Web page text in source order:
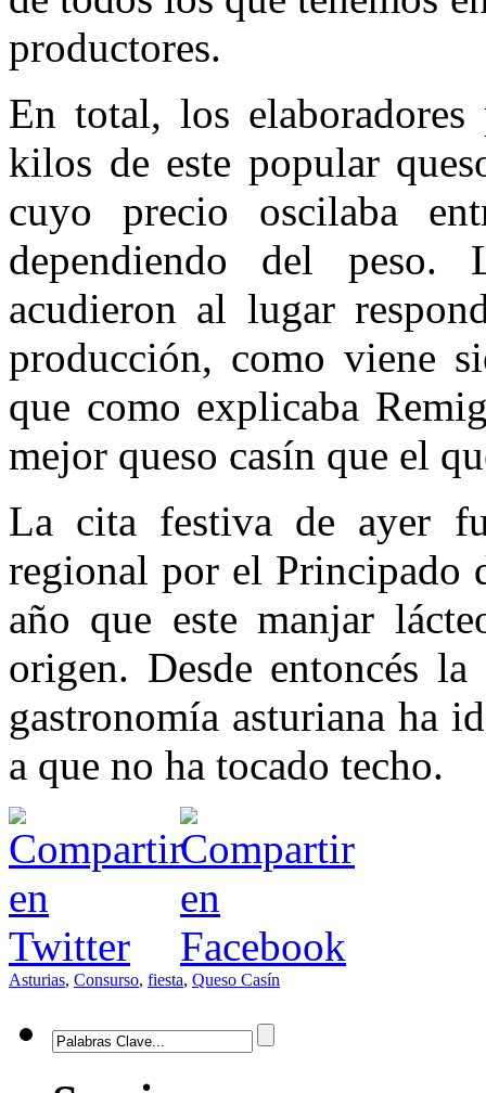
productores.
En total, los
kilos de este popular
cuyo precio oscilaba
dependiendo del peso.
acudieron al lugar
producción, como viene
que como explicaba
mejor queso casín que el
La cita festiva de ayer
regional por el Principado
año que este manjar
origen. Desde entoncés
gastronomía asturiana ha
a que no ha tocado techo.
Asturias, Consurso, fiesta, Queso Casín